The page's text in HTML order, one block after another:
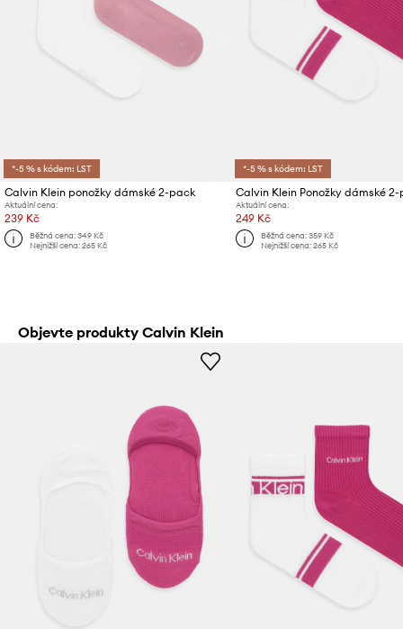
*-5 % s kódem: LST
Calvin Klein ponožky dámské 2-pack
Aktuální cena:
239 Kč
Běžná cena:349 Kč
Nejnižší cena:265 Kč
*-5 % s kódem: LST
Calvin Klein Ponožky dámské
Aktuální cena:
249 Kč
Běžná cena:359 Kč
Nejnižší cena:265 Kč
Objevte produkty Calvin Klein